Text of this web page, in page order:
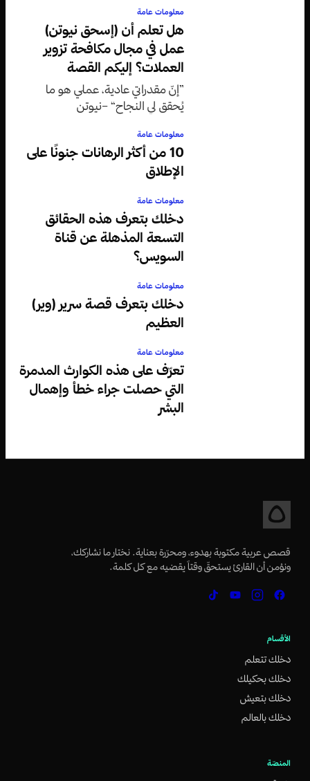
معلومات عامة
هل تعلم أن (إسحق نيوتن)
عمل في مجال مكافحة تزوير
العملات؟ إليكم القصة
”إنّ مقدراتي عادية، عملي هو ما
يُحقق لي النجاح“ –نيوتن
معلومات عامة
10 من أكثر الرهانات جنونًا على
الإطلاق
معلومات عامة
دخلك بتعرف هذه الحقائق
التسعة المذهلة عن قناة
السويس؟
معلومات عامة
دخلك بتعرف قصة سرير (وير)
العظيم
معلومات عامة
تعرّف على هذه الكوارث المدمرة
التي حصلت جراء خطأ وإهمال
البشر
قصص عربية مكتوبة بهدوء، ومحرّرة بعناية. نختار ما نشاركك،
ونؤمن أن القارئ يستحقّ وقتاً يقضيه مع كل كلمة.
الأقسام
دخلك تتعلم
دخلك بحكيلك
دخلك بتعيش
دخلك بالعالم
المنصّة